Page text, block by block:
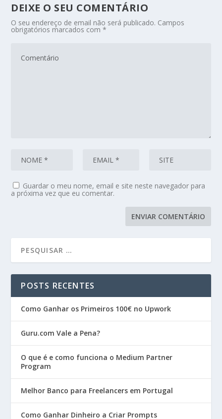
DEIXE O SEU COMENTÁRIO
O seu endereço de email não será publicado. Campos
obrigatórios marcados com*
Guardar o meu nome, email e site neste navegador para
a próxima vez que eu comentar.
POSTS RECENTES
Como Ganhar os Primeiros 100€ no Upwork
Guru.com Vale a Pena?
O que é e como funciona o Medium Partner
Program
Melhor Banco para Freelancers em Portugal
Como Ganhar Dinheiro a Criar Prompts